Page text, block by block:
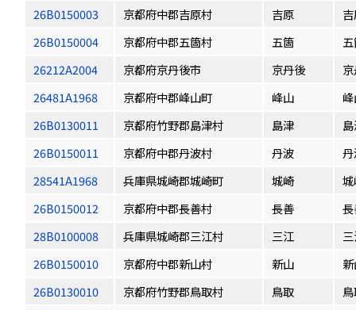
26B0150003
京都府中郡吉原村 吉原
26B0150004
京都府中郡五箇村 五箇
26212A2004
京都府京丹後市 京丹後
26481A1968
京都府中郡峰山町 峰山
26B0130011
京都府竹野郡島津村 島津
26B0150011
京都府中郡丹波村 丹波
28541A1968
兵庫県城崎郡城崎町 城崎
26B0150012
京都府中郡長善村 長善
28B0100008
兵庫県城崎郡三江村 三江
26B0150010
京都府中郡新山村 新山
26B0130010
京都府竹野郡鳥取村 鳥取